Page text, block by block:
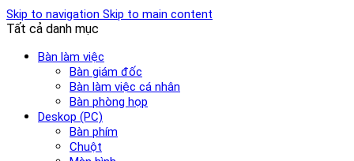
Skip to navigation Skip to main content
Tất cả danh mục
Bàn làm việc
Bàn giám đốc
Bàn làm việc cá nhân
Bàn phòng họp
Deskop (PC)
Bàn phím
Chuột